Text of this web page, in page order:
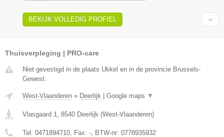
BEKIJK VOLLEDIG PROFIEL
Thuisverpleging | PRO-care
Niet gevestigd in de plaats Ukkel en in de provincie Brussels-
Gewest.
West-Vlaanderen » Deerlijk | Google maps ▼
Vlasgaard 1 8540 Deerlijk (West-Vlaanderen)
Tel: 0471894710 , Fax: - , BTW-nr: 0778935932